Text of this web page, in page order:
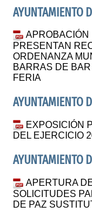
AYUNTAMIENTO
APROBACIÓN
PRESENTAN
ORDENANZA
BARRAS DE
FERIA
AYUNTAMIENTO
EXPOSICIÓN
DEL EJERCICIO
AYUNTAMIENTO
APERTURA
SOLICITUDES
DE PAZ